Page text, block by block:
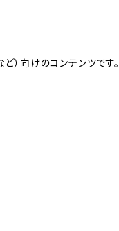
）向けのコンテンツです。